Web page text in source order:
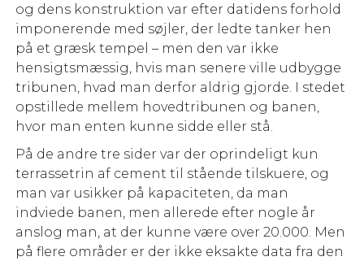
og dens konstruktion var efter datidens forhold
imponerende med søjler, der ledte tanker hen
på et græsk tempel – men den var ikke
hensigtsmæssig, hvis man senere ville udbygge
tribunen, hvad man derfor aldrig gjorde. I stedet
opstillede mellem hovedtribunen og banen,
hvor man enten kunne sidde eller stå.
På de andre tre sider var der oprindeligt kun
terrassetrin af cement til stående tilskuere, og
man var usikker på kapaciteten, da man
indviede banen, men allerede efter nogle år
anslog man, at der kunne være over 20.000. Men
på flere områder er der ikke eksakte data fra den